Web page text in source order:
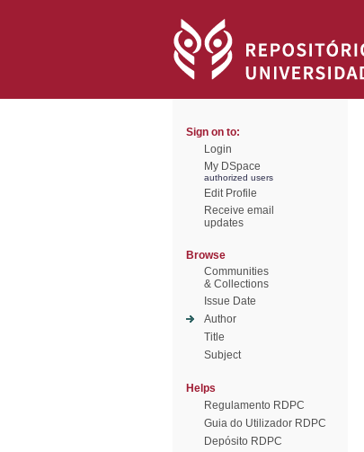
Sign on to:
Login
My DSpace
authorized users
Edit Profile
Receive email
updates
Browse
Communities
& Collections
Issue Date
Author
Title
Subject
Helps
Regulamento RDPC
Guia do Utilizador RDPC
Depósito RDPC